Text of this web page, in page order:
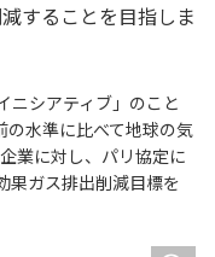
することを目指しま
シアティブ」のこと
の水準に比べて地球の気
業に対し、パリ協定に
果ガス排出削減目標を